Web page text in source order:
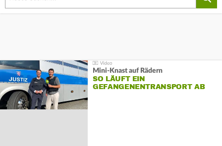
Mini-Knast auf Rädern
SO LÄUFT EIN
GEFANGENENTRANSPORT AB